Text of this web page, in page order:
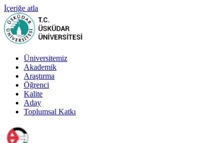
İçeriğe atla
Üniversitemiz
Akademik
Araştırma
Öğrenci
Kalite
Aday
Toplumsal Katkı